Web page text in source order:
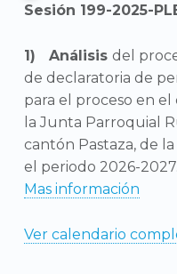
Sesión 199-2025-
Análisis del
de declaratoria de
para el proceso en el
la Junta Parroquial
cantón Pastaza, de
el periodo 2026-2027.
Mas información
Ver calendario